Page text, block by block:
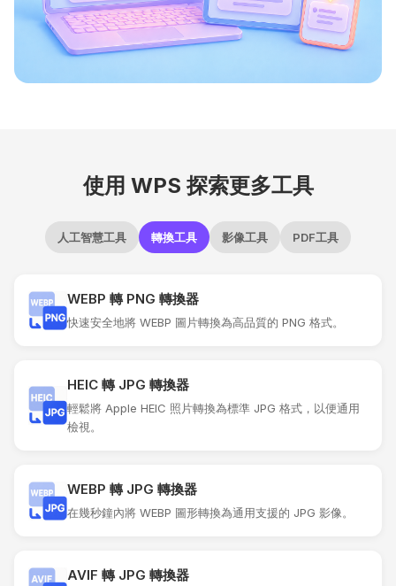
使用 WPS 探索更多工具
人工智慧工具 轉換工具 影像工具 PDF工具
WEBP 轉 PNG 轉換器
快速安全地將 WEBP 圖片轉換為高品質的 PNG 格式。
HEIC 轉 JPG 轉換器
輕鬆將 Apple HEIC 照片轉換為標準 JPG 格式，以便通用
檢視。
WEBP 轉 JPG 轉換器
在幾秒鐘內將 WEBP 圖形轉換為通用支援的 JPG 影像。
AVIF 轉 JPG 轉換器